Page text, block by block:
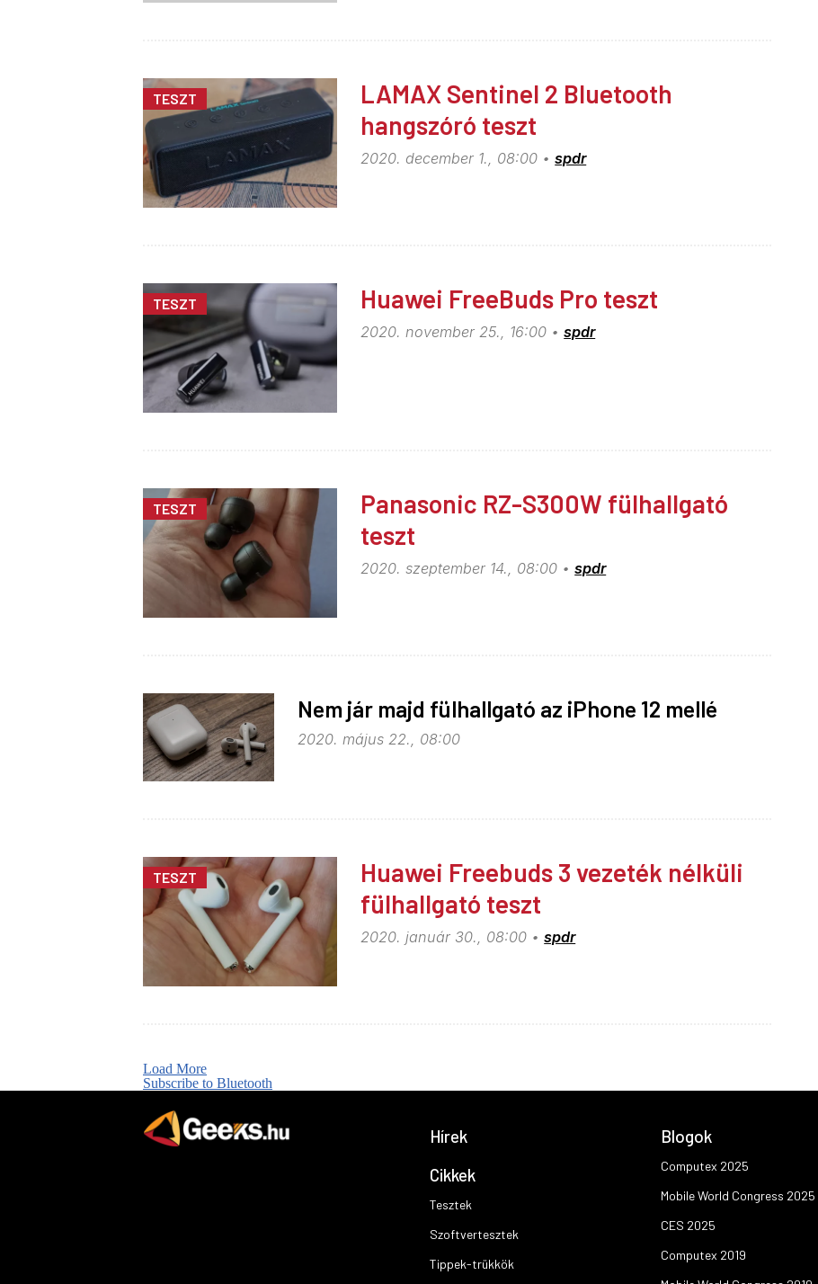
TESZT
LAMAX Sentinel 2 Bluetooth
hangszóró teszt
2020. december 1., 08:00 spdr
TESZT Huawei FreeBuds Pro teszt
2020. november 25., 16:00 spdr
TESZT
Panasonic RZ-S300W fülhallgató
teszt
2020. szeptember 14., 08:00 spdr
Nem jár majd fülhallgató az iPhone 12 mellé
2020. május 22., 08:00
TESZT
Huawei Freebuds 3 vezeték nélküli
fülhallgató teszt
2020. január 30., 08:00 spdr
Load More
Subscribe to Bluetooth
Hírek
Cikkek
Tesztek
Szoftvertesztek
Tippek-trükkök
Blogok
Computex 2025
Mobile World Congress 2025
CES 2025
Computex 2019